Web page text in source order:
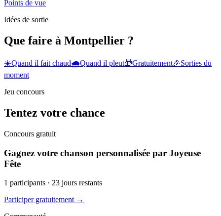
Points de vue
Idées de sortie
Que faire à Montpellier ?
☀️Quand il fait chaud🌧️Quand il pleut🎁Gratuitement🎉Sorties du
moment
Jeu concours
Tentez votre chance
Concours gratuit
Gagnez votre chanson personnalisée par Joyeuse
Fête
1 participants · 23 jours restants
Participer gratuitement →